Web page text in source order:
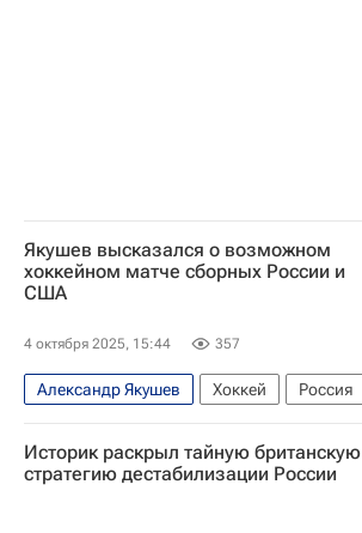
Якушев высказался о возможном
хоккейном матче сборных России и
США
4 октября 2025, 15:44 357
Александр Якушев Хоккей
Россия
США
СССР
Роман Ротенберг
Международная федерация хоккея (IIHF)
Историк раскрыл тайную британскую
стратегию дестабилизации России